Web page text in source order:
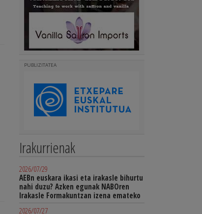
PUBLIZITATEA
Irakurrienak
2026/07/29
AEBn euskara ikasi eta irakasle bihurtu
nahi duzu? Azken egunak NABOren
Irakasle Formakuntzan izena emateko
2026/07/27